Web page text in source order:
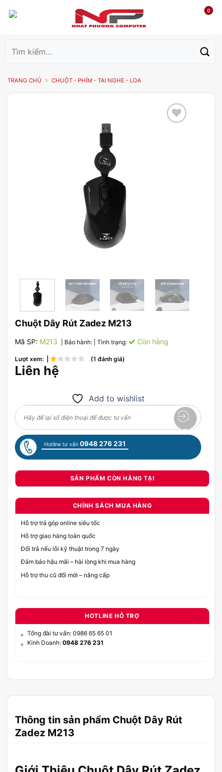
0
kiếm:
TRANG CHỦ CHUỘT - PHÍM - TAI NGHE - LOA
Chuột Dây Rút Zadez M213
Mã SP: M213 | Bảo hành: | Tình trạng: Còn hàng
Lượt xem: | (1 đánh giá)
Liên hệ
Add to wishlist
Hotline tư vấn 0948 276 231
SẢN PHẨM CÒN HÀNG TẠI
CHÍNH SÁCH MUA HÀNG
Hỗ trợ trả góp online siêu tốc
Hỗ trợ giao hàng toàn quốc
Đổi trả nếu lỗi kỹ thuật trong 7 ngày
Đảm bảo hậu mãi – hài lòng khi mua hàng
Hỗ trợ thu cũ đổi mới – nâng cấp
HOTLINE HỖ TRỢ
Tổng đài tư vấn: 0986 65 65 01
Kinh Doanh: 0948 276 231
Thông tin sản phẩm Chuột Dây Rút
Zadez M213